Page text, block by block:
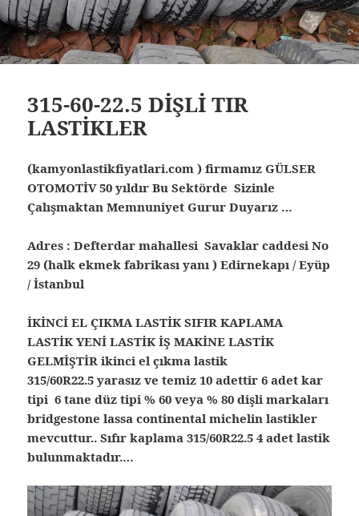
315-60-22.5 DİŞLİ TIR
LASTİKLER
(kamyonlastikfiyatlari.com ) firmamız GÜLSER
OTOMOTİV 50 yıldır Bu Sektörde Sizinle
Çalışmaktan Memnuniyet Gurur Duyarız …
Adres : Defterdar mahallesi Savaklar caddesi No
29 (halk ekmek fabrikası yanı ) Edirnekapı / Eyüp
/ İstanbul
İKİNCİ EL ÇIKMA LASTİK SIFIR KAPLAMA
LASTİK YENİ LASTİK İŞ MAKİNE LASTİK
GELMİŞTİR ikinci el çıkma lastik
315/60R22.5 yarasız ve temiz 10 adettir 6 adet kar
tipi 6 tane düz tipi % 60 veya % 80 dişli markaları
bridgestone lassa continental michelin lastikler
mevcuttur.. Sıfır kaplama 315/60R22.5 4 adet lastik
bulunmaktadır.…